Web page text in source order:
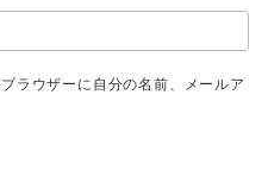
ラウザーに自分の名前、メールア